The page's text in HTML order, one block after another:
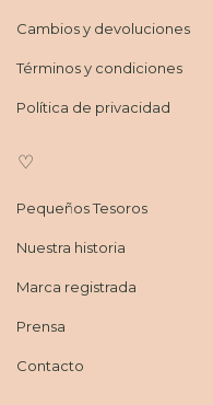
Cambios y devoluciones
Términos y condiciones
Política de privacidad
♡
Pequeños Tesoros
Nuestra historia
Marca registrada
Prensa
Contacto